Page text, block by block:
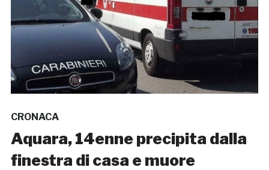
CRONACA
Aquara, 14enne precipita dalla
finestra di casa e muore